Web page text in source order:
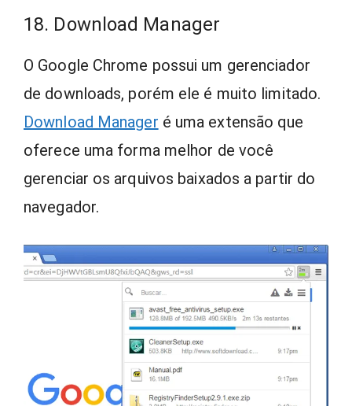
18. Download Manager
O Google Chrome possui um gerenciador
de downloads, porém ele é muito limitado.
Download Manager é uma extensão que
oferece uma forma melhor de você
gerenciar os arquivos baixados a partir do
navegador.